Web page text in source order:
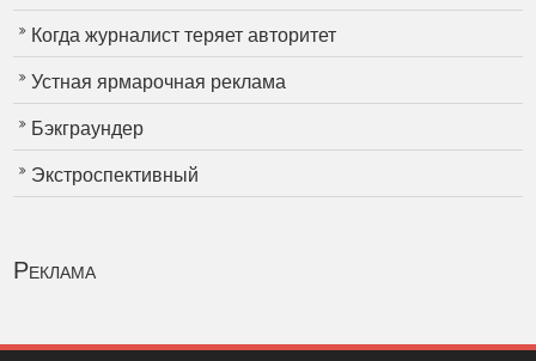
Когда журналист теряет авторитет
Устная ярмарочная реклама
Бэкграундер
Экстроспективный
Реклама